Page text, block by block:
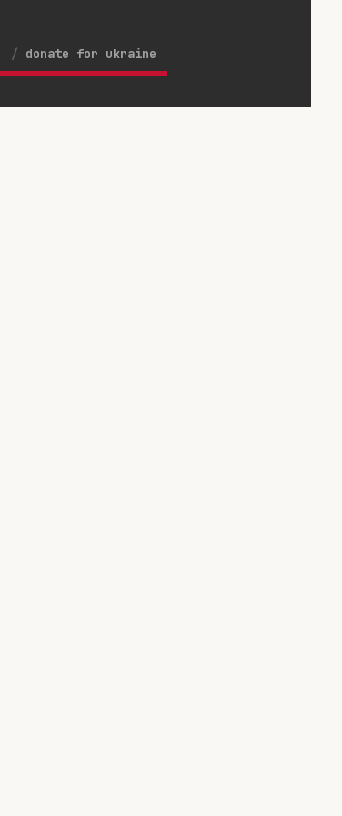
donate for ukraine